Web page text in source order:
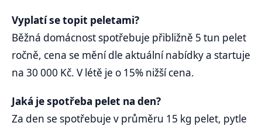
Vyplatí se topit peletami?
Běžná domácnost spotřebuje přibližně 5 tun pelet
ročně, cena se mění dle aktuální nabídky a startuje
na 30 000 Kč. V létě je o 15% nižší cena.
Jaká je spotřeba pelet na den?
Za den se spotřebuje v průměru 15 kg pelet, pytle